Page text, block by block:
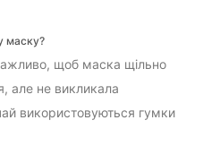
маску?
щоб маска щільно
але не викликала
використовуються гумки